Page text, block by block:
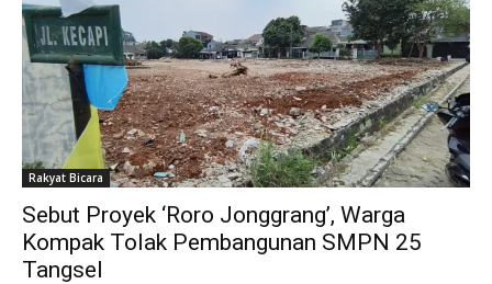
Rakyat Bicara
Sebut Proyek ‘Roro Jonggrang’, Warga
Kompak Tolak Pembangunan SMPN 25
Tangsel